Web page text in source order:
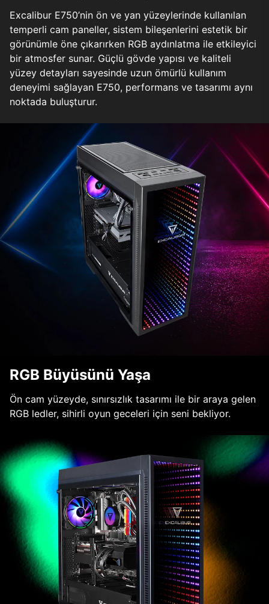
Excalibur E750’nin ön ve yan yüzeylerinde kullanılan
temperli cam paneller, sistem bileşenlerini estetik bir
görünümle öne çıkarırken RGB aydınlatma ile etkileyici
bir atmosfer sunar. Güçlü gövde yapısı ve kaliteli
yüzey detayları sayesinde uzun ömürlü kullanım
deneyimi sağlayan E750, performans ve tasarımı aynı
noktada buluşturur.
RGB Büyüsünü Yaşa
Ön cam yüzeyde, sınırsızlık tasarımı ile bir araya gelen
RGB ledler, sihirli oyun geceleri için seni bekliyor.